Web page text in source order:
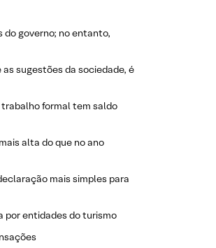
do governo; no entanto,
sugestões da sociedade, é
trabalho formal tem saldo
alta do que no ano
mais simples para
por entidades do turismo